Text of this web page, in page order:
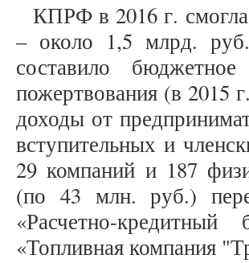
КПРФ в 2016 г.
– около 1,5 млрд.
составило
пожертвования (в 2015
доходы от
вступительных и
29 компаний и 187
(по 43 млн. руб.)
«Расчетно-
«Топливная компания